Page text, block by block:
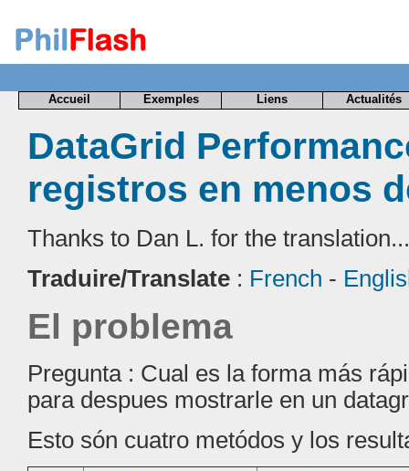
Accueil Exemples Liens Actualités
DataGrid
registros en menos
Thanks to Dan L. for the translation...
Traduire/Translate : French -
El problema
Pregunta : Cual es la forma más
para despues mostrarle en un
Esto són cuatro metódos y los